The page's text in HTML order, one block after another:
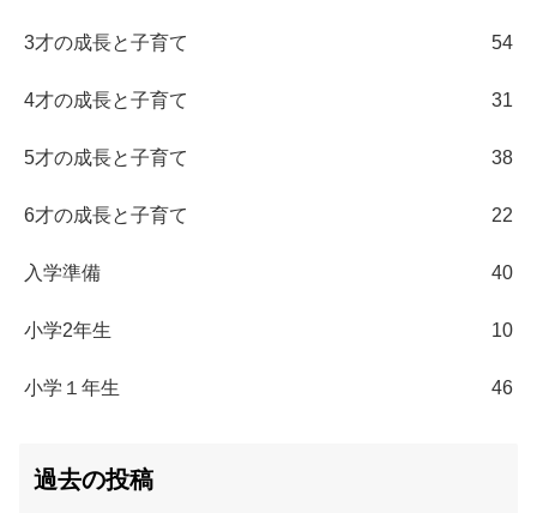
3才の成長と子育て 54
4才の成長と子育て 31
5才の成長と子育て 38
6才の成長と子育て 22
入学準備 40
小学2年生 10
小学１年生 46
過去の投稿